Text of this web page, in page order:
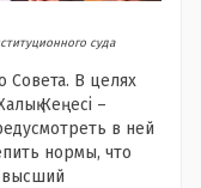
суда
Совета. В целях
Кеңесі –
в ней
нормы, что
высший